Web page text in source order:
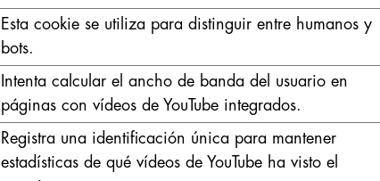
Esta cookie se utiliza para distinguir entre humanos y
bots.
Intenta calcular el ancho de banda del usuario en
páginas con vídeos de YouTube integrados.
Registra una identificación única para mantener
estadísticas de qué vídeos de YouTube ha visto el